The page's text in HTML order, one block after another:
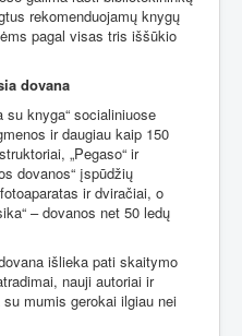
rekomenduojamų knygų
pagal visas tris iššūkio
dovana
su knyga“ socialiniuose
ir daugiau kaip 150
„Pegaso“ ir
dovanos“ įspūdžių
ir dviračiai, o
– dovanos net 50 ledų
išlieka pati skaitymo
nauji autoriai ir
mumis gerokai ilgiau nei